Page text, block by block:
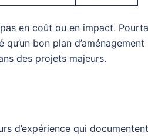
en coût ou en impact.
bon plan d’aménagement
des projets majeurs.
d’expérience qui documentent